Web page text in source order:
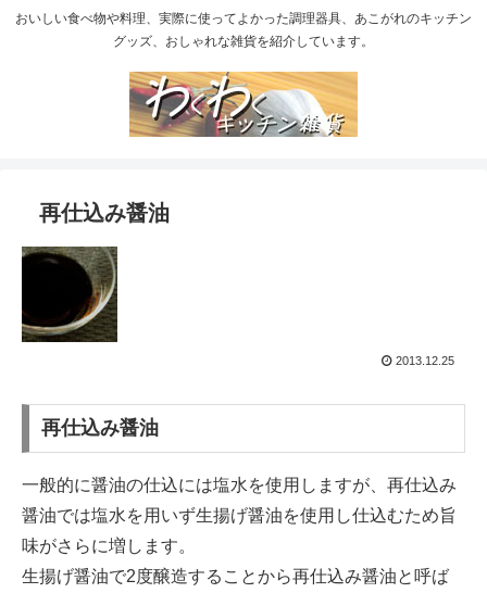
おいしい食べ物や料理、実際に使ってよかった調理器具、あこがれのキッチン
グッズ、おしゃれな雑貨を紹介しています。
再仕込み醤油
2013.12.25
再仕込み醤油
一般的に醤油の仕込には塩水を使用しますが、再仕込み
醤油では塩水を用いず生揚げ醤油を使用し仕込むため旨
味がさらに増します。
生揚げ醤油で2度醸造することから再仕込み醤油と呼ば